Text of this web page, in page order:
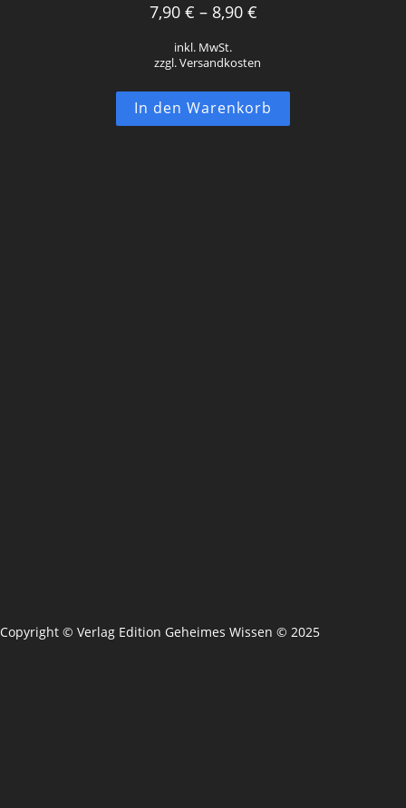
7,90 € – 8,90 €
inkl. MwSt.
zzgl. Versandkosten
In den Warenkorb
Copyright © Verlag Edition Geheimes Wissen © 2025